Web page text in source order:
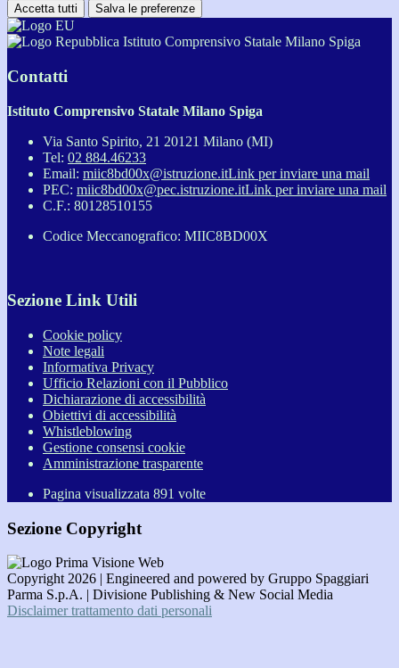
Accetta tutti Salva le preferenze
Istituto Comprensivo Statale Milano Spiga
Contatti
Istituto Comprensivo Statale Milano Spiga
Via Santo Spirito, 21 20121 Milano (MI)
Tel: 02 884.46233
Email: miic8bd00x@istruzione.itLink per inviare una mail
PEC: miic8bd00x@pec.istruzione.itLink per inviare una mail
C.F.: 80128510155
Codice Meccanografico: MIIC8BD00X
Sezione Link Utili
Cookie policy
Note legali
Informativa Privacy
Ufficio Relazioni con il Pubblico
Dichiarazione di accessibilità
Obiettivi di accessibilità
Whistleblowing
Gestione consensi cookie
Amministrazione trasparente
Pagina visualizzata 891 volte
Sezione Copyright
Copyright 2026 | Engineered and powered by Gruppo Spaggiari
Parma S.p.A. | Divisione Publishing & New Social Media
Disclaimer trattamento dati personali